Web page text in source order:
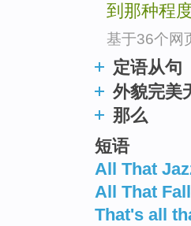
到那种程
基于36个网
定语从句
外貌完美
那么
短语
All That
All That
That's all